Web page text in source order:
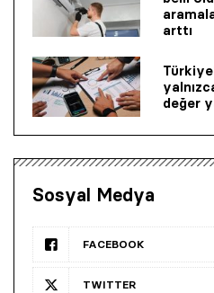
arttı
değer
Sosyal Medya
FACEBOOK
TWITTER